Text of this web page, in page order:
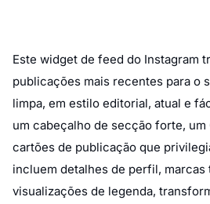
Este widget de feed do Instagram
publicações mais recentes para o
limpa, em estilo editorial, atual e
um cabeçalho de secção forte, um
cartões de publicação que
incluem detalhes de perfil, marcas
visualizações de legenda,